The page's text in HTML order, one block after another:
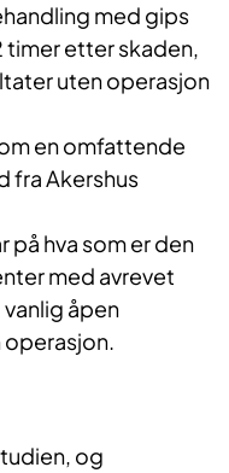
med gips
timer etter skaden,
uten operasjon
en omfattende
fra Akershus
på hva som er den
med avrevet
åpen
operasjon.
og